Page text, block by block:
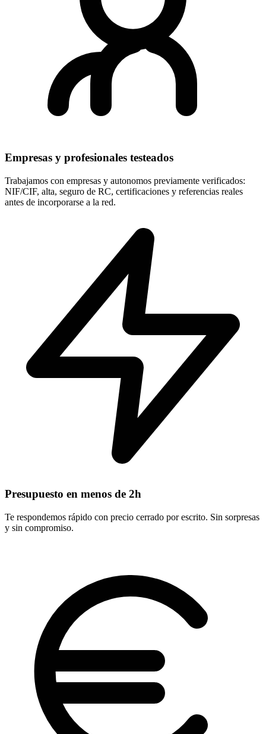
Empresas y profesionales testeados
Trabajamos con empresas y autonomos previamente verificados:
NIF/CIF, alta, seguro de RC, certificaciones y referencias reales
antes de incorporarse a la red.
Presupuesto en menos de 2h
Te respondemos rápido con precio cerrado por escrito. Sin sorpresas
y sin compromiso.